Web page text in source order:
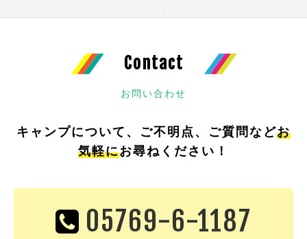
Contact
お問い合わせ
キャンプについて、ご不明点、ご質問などお
気軽にお尋ねください！
05769-6-1187